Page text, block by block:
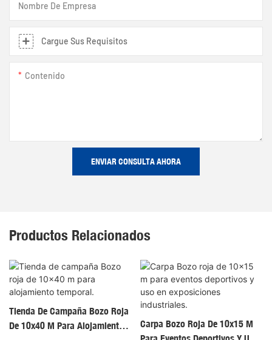
Nombre De Empresa
Cargue Sus Requisitos
Contenido
ENVIAR CONSULTA AHORA
Productos Relacionados
Tienda De Campaña Bozo Roja
De 10x40 M Para Alojamiento
Carpa Bozo Roja De 10x15 M